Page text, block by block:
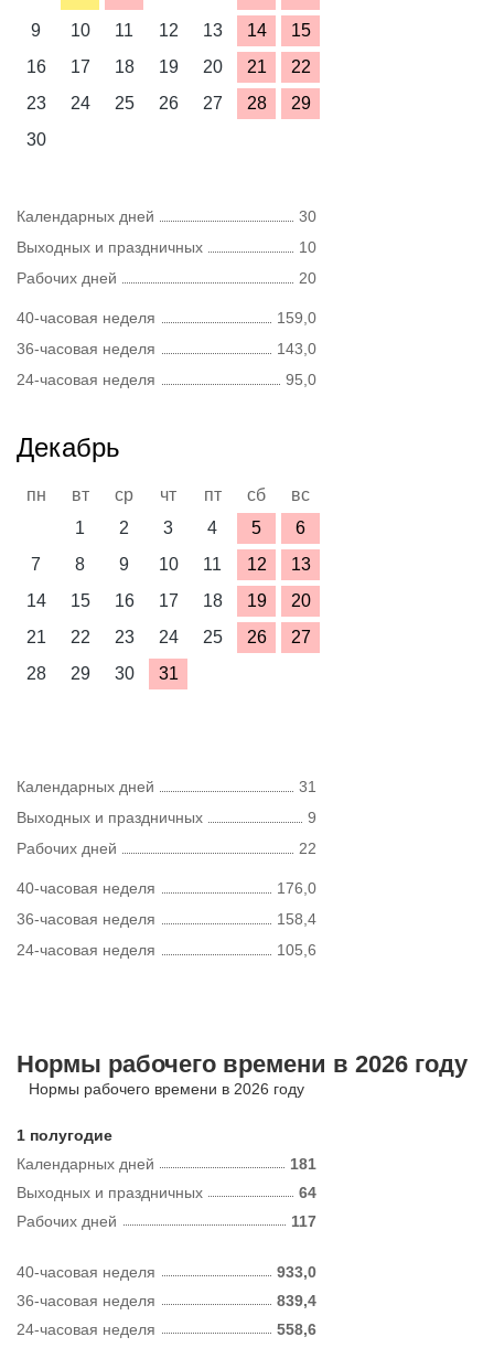
9
10 11 12 13 14
15
16
17 18 19 20 21
22
23
24 25 26 27 28
29
30
Календарных дней
30
Выходных и праздничных
10
Рабочих дней
20
40-часовая неделя
159,0
36-часовая неделя
143,0
24-часовая неделя
95,0
Декабрь
пн вт ср чт пт сб
вс
1
2 3 4 5
6
7
8 9 10 11 12
13
14
15 16 17 18 19
20
21
22 23 24 25 26
27
28
29 30 31
Календарных дней
31
Выходных и праздничных
9
Рабочих дней
22
40-часовая неделя
176,0
36-часовая неделя
158,4
24-часовая неделя
105,6
Нормы рабочего времени в 2026 году
Нормы рабочего времени в 2026 году
1 полугодие
Календарных дней
181
Рабочих дней 117
Выходных и праздничных 64
40-часовая неделя
933,0
36-часовая неделя
839,4
24-часовая неделя
558,6